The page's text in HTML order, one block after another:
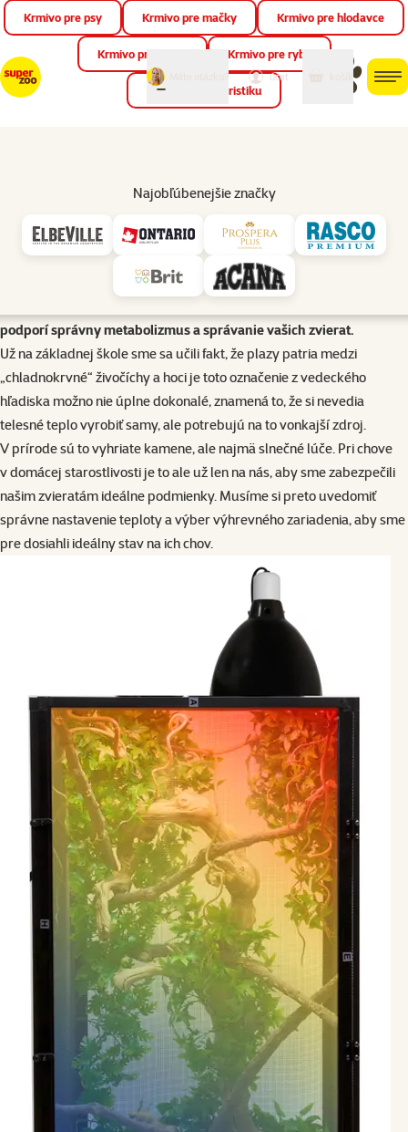
📱 Stiahnite si novú aplikáciu Super zoo.Viac informácií
môj
účet
Krmivo pre psy Krmivo pre mačky Krmivo pre hlodavce
Krmivo pre vtáky Krmivo pre ryby
Krmivo pre teraristiku
Najobľúbenejšie značky
Tepelný gradient terária
nastavenie teploty v teráriu kľúčové pre ich zdravie. Článok
vysvetľuje význam tepelného gradientu, správne umiestnenie
výhrevných miest, meranie teploty aj dôležitosť nočného poklesu.
podporí správny metabolizmus a správanie vašich zvierat.
Už na základnej škole sme sa učili fakt, že plazy patria medzi
„chladnokrvné“ živočíchy a hoci je toto označenie z vedeckého
hľadiska možno nie úplne dokonalé, znamená to, že si nevedia
telesné teplo vyrobiť samy, ale potrebujú na to vonkajší zdroj.
V prírode sú to vyhriate kamene, ale najmä slnečné lúče. Pri chove
v domácej starostlivosti je to ale už len na nás, aby sme zabezpečili
našim zvieratám ideálne podmienky. Musíme si preto uvedomiť
správne nastavenie teploty a výber výhrevného zariadenia, aby sme
pre dosiahli ideálny stav na ich chov.